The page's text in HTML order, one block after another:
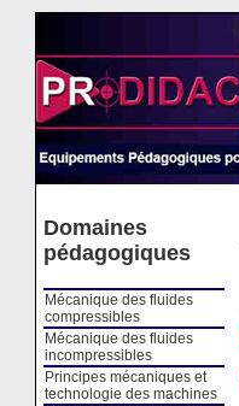
Domaines
pédagogiques
Mécanique des fluides
compressibles
Mécanique des fluides
incompressibles
Principes mécaniques et
technologie des machines
Cookies management panel